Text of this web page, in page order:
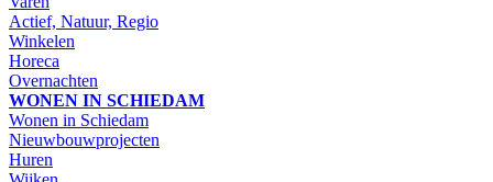
Actief, Natuur, Regio
Winkelen
Horeca
Overnachten
WONEN IN SCHIEDAM
Wonen in Schiedam
Nieuwbouwprojecten
Huren